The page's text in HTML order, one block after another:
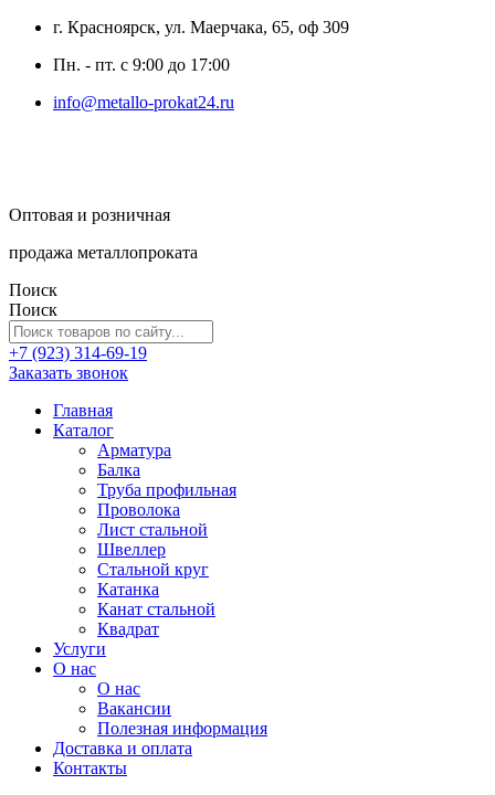
г. Красноярск, ул. Маерчака, 65, оф 309
Пн. - пт. с 9:00 до 17:00
info@metallo-prokat24.ru
Оптовая и розничная
продажа металлопроката
Поиск
Поиск
+7 (923) 314-69-19
Заказать звонок
Главная
Каталог
Арматура
Балка
Труба профильная
Проволока
Лист стальной
Швеллер
Стальной круг
Катанка
Канат стальной
Квадрат
Услуги
О нас
О нас
Вакансии
Полезная информация
Доставка и оплата
Контакты